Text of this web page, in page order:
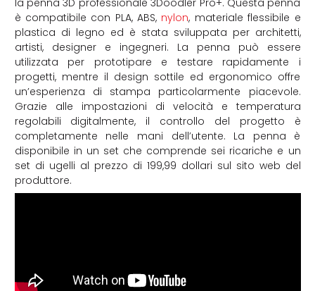
la penna 3D professionale 3Doodler Pro+. Questa penna
è compatibile con PLA, ABS, nylon, materiale flessibile e
plastica di legno ed è stata sviluppata per architetti,
artisti, designer e ingegneri. La penna può essere
utilizzata per prototipare e testare rapidamente i
progetti, mentre il design sottile ed ergonomico offre
un’esperienza di stampa particolarmente piacevole.
Grazie alle impostazioni di velocità e temperatura
regolabili digitalmente, il controllo del progetto è
completamente nelle mani dell’utente. La penna è
disponibile in un set che comprende sei ricariche e un
set di ugelli al prezzo di 199,99 dollari sul sito web del
produttore.